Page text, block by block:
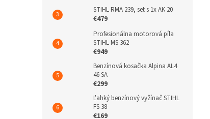
STIHL RMA 239, set s 1x AK 20
€479
Profesionálna motorová píla
STIHL MS 362
€949
Benzínová kosačka Alpina AL4
46 SA
€299
Ľahký benzínový vyžínač STIHL
FS 38
€169